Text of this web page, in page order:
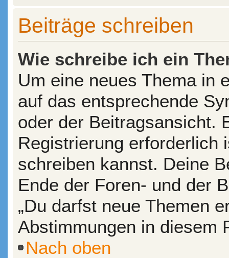
Beiträge schreiben
Wie schreibe ich ein
Um eine neues Thema in
auf das entsprechende
oder der Beitragsansicht.
Registrierung erforderlich
schreiben kannst. Deine
Ende der Foren- und der
„Du darfst neue Themen
Abstimmungen in diesem
Nach oben